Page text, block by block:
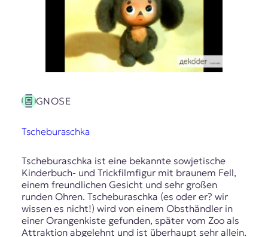
GNOSE
Tscheburaschka
Tscheburaschka ist eine bekannte sowjetische
Kinderbuch- und Trickfilmfigur mit braunem Fell,
einem freundlichen Gesicht und sehr großen
runden Ohren. Tscheburaschka (es oder er? wir
wissen es nicht!) wird von einem Obsthändler in
einer Orangenkiste gefunden, später vom Zoo als
Attraktion abgelehnt und ist überhaupt sehr allein.